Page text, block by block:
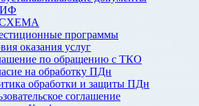
программы
оказания услуг
по обращению с ТКО
на обработку ПДн
обработки и защиты ПДн
соглашение